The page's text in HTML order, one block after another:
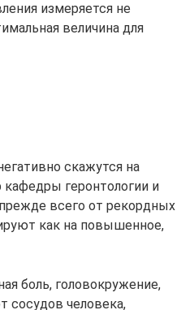
измеряется не
величина для
скажутся на
геронтологии и
всего от рекордных
как на повышенное,
боль, головокружение,
сосудов человека,